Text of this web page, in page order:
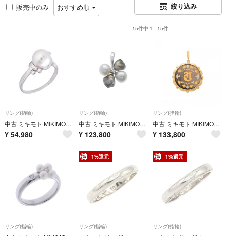
販売中のみ おすすめ順 絞り込み
15件中 1 - 15件
リング(指輪)
中古 ミキモト MIKIMOTO レディース リング・指輪 Ptプラチナ ダイヤモンド
¥ 54,980
リング(指輪)
中古 ミキモト MIKIMOTO レディース ペンダントトップ K18ホワイトゴールド WG ダイヤモンド
¥ 123,800
リング(指輪)
中古 ミキモト MIKIMOTO レディース ペンダントトップ K18イエローゴールド YG シェル
¥ 133,800
リング(指輪)
1%還元
リング(指輪)
1%還元
リング(指輪)